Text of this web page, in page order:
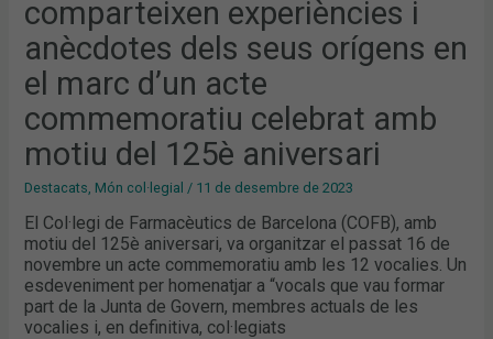
comparteixen experiències i
anècdotes dels seus orígens en
el marc d’un acte
commemoratiu celebrat amb
motiu del 125è aniversari
Destacats, Món col·legial / 11 de desembre de 2023
El Col·legi de Farmacèutics de Barcelona (COFB), amb
motiu del 125è aniversari, va organitzar el passat 16 de
novembre un acte commemoratiu amb les 12 vocalies. Un
esdeveniment per homenatjar a “vocals que vau formar
part de la Junta de Govern, membres actuals de les
vocalies i, en definitiva, col·legiats